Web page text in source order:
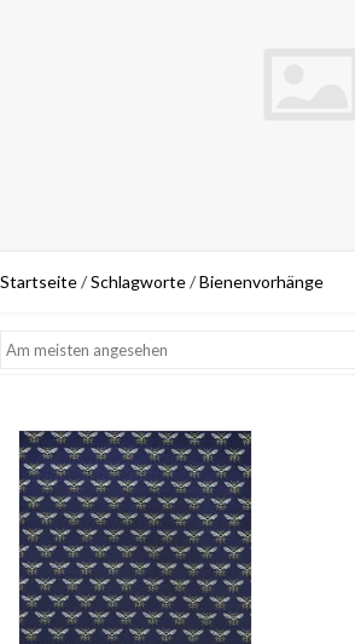
Startseite/Schlagworte/Bienenvorhänge